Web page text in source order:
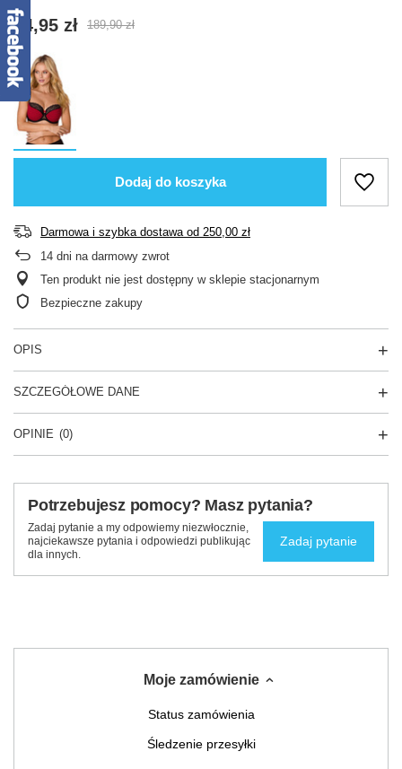
94,95 zł 189,90 zł
Dodaj do koszyka
Darmowa i szybka dostawa od 250,00 zł
14 dni na darmowy zwrot
Ten produkt nie jest dostępny w sklepie stacjonarnym
Bezpieczne zakupy
OPIS
SZCZEGÓŁOWE DANE
OPINIE (0)
Potrzebujesz pomocy? Masz pytania?
Zadaj pytanie a my odpowiemy niezwłocznie,
najciekawsze pytania i odpowiedzi publikując
dla innych.
Zadaj pytanie
Moje zamówienie
Status zamówienia
Śledzenie przesyłki